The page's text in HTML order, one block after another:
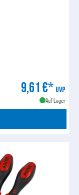
9,61 €* UVP
Auf Lager